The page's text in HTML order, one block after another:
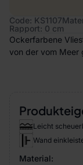
Code: KS1107
Rapport: 0 cm
Ockerfarbene
von der vom Meer
Leicht
Wand
Material: